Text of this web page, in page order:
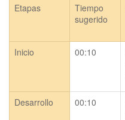
Etapas
Tiempo
sugerido
Inicio 00:10
Desarrollo 00:10